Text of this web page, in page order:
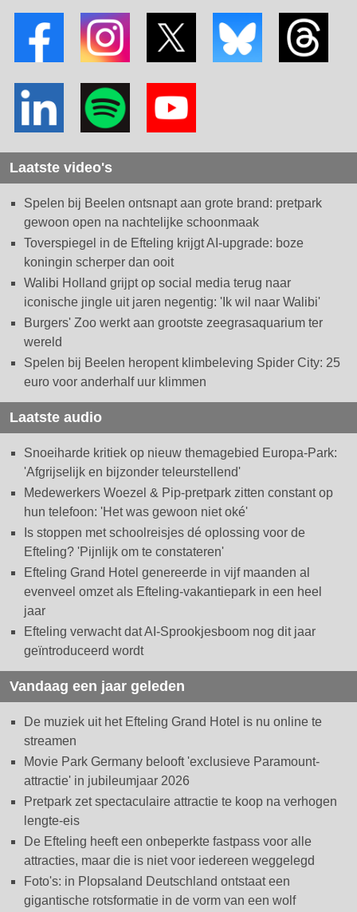
Laatste video's
Spelen bij Beelen ontsnapt aan grote brand: pretpark
gewoon open na nachtelijke schoonmaak
Toverspiegel in de Efteling krijgt AI-upgrade: boze
koningin scherper dan ooit
Walibi Holland grijpt op social media terug naar
iconische jingle uit jaren negentig: 'Ik wil naar Walibi'
Burgers' Zoo werkt aan grootste zeegrasaquarium ter
wereld
Spelen bij Beelen heropent klimbeleving Spider City: 25
euro voor anderhalf uur klimmen
Laatste audio
Snoeiharde kritiek op nieuw themagebied Europa-Park:
'Afgrijselijk en bijzonder teleurstellend'
Medewerkers Woezel & Pip-pretpark zitten constant op
hun telefoon: 'Het was gewoon niet oké'
Is stoppen met schoolreisjes dé oplossing voor de
Efteling? 'Pijnlijk om te constateren'
Efteling Grand Hotel genereerde in vijf maanden al
evenveel omzet als Efteling-vakantiepark in een heel
jaar
Efteling verwacht dat AI-Sprookjesboom nog dit jaar
geïntroduceerd wordt
Vandaag een jaar geleden
De muziek uit het Efteling Grand Hotel is nu online te
streamen
Movie Park Germany belooft 'exclusieve Paramount-
attractie' in jubileumjaar 2026
Pretpark zet spectaculaire attractie te koop na verhogen
lengte-eis
De Efteling heeft een onbeperkte fastpass voor alle
attracties, maar die is niet voor iedereen weggelegd
Foto's: in Plopsaland Deutschland ontstaat een
gigantische rotsformatie in de vorm van een wolf